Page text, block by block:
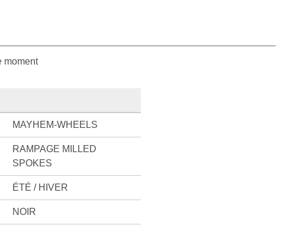
moment
MAYHEM-WHEELS
RAMPAGE MILLED
SPOKES
ÉTÉ / HIVER
NOIR